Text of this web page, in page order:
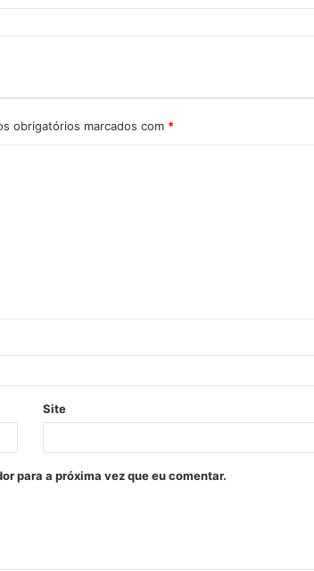
obrigatórios marcados com *
Site
para a próxima vez que eu comentar.